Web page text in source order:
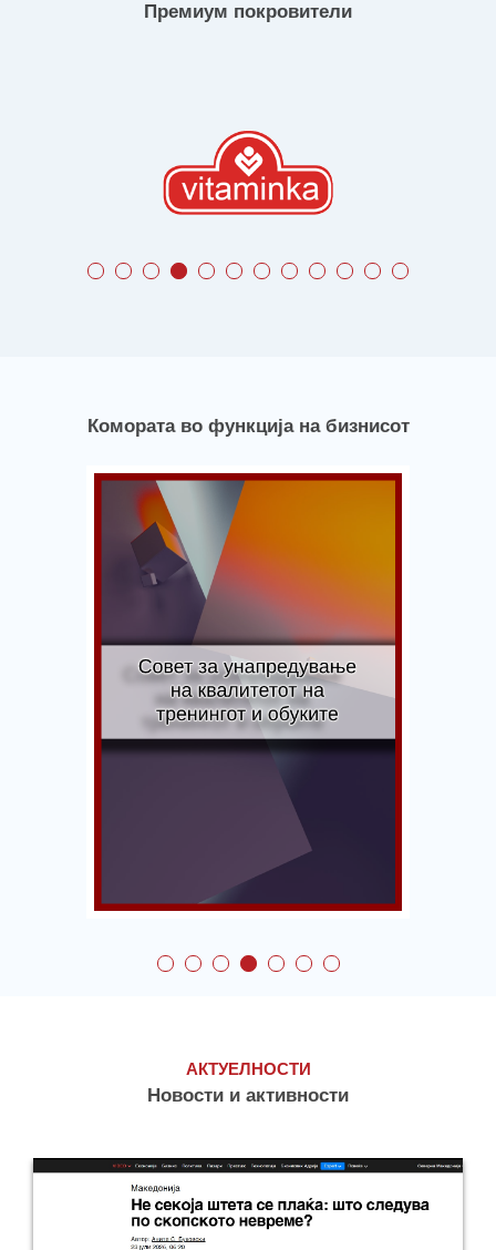
Премиум покровители
Комората во функција на бизнисот
Совет за
квалитетот на
тренингот и обуките
АКТУЕЛНОСТИ
Новости и активности